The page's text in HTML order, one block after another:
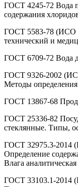
ГОСТ 4245-72 Вода
содержания
ГОСТ 5583-78 (ИСО
технический и
ГОСТ 6709-72 Вода
ГОСТ 9326-2002
Методы определения
ГОСТ 13867-68
ГОСТ 25336-82
стеклянные. Типы,
ГОСТ 32975.3-2014
Определение
Влага аналитическая
ГОСТ 33103.1-2014